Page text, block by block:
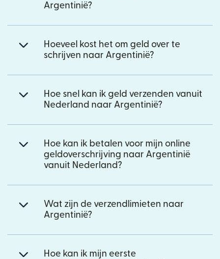
Argentinië?
Hoeveel kost het om geld over te
schrijven naar Argentinië?
Hoe snel kan ik geld verzenden vanuit
Nederland naar Argentinië?
Hoe kan ik betalen voor mijn online
geldoverschrijving naar Argentinië
vanuit Nederland?
Wat zijn de verzendlimieten naar
Argentinië?
Hoe kan ik mijn eerste